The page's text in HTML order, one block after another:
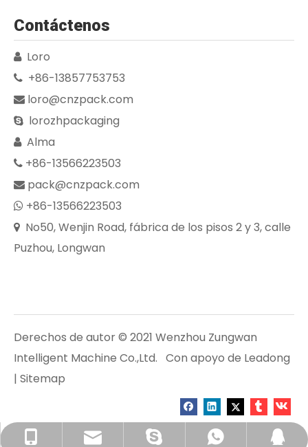
+86-13857753753
loro@cnzpack.com
lorozhpackaging
+86-13566223503
2880131201
Contáctenos
 Loro
 +86-13857753753
 loro@cnzpack.com
 lorozhpackaging
 Alma
 +86-13566223503
 pack@cnzpack.com
 +86-13566223503
 No50, Wenjin Road, fábrica de los pisos 2 y 3, calle
Puzhou, Longwan
Derechos de autor © 2021 Wenzhou Zungwan
Intelligent Machine Co.,Ltd. Con apoyo de Leadong
| Sitemap